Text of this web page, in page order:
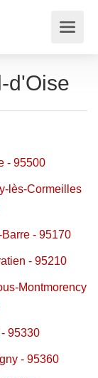
d'Oise
- 95500
lès-Cormeilles
- 95170
- 95210
Montmorency
95330
- 95360